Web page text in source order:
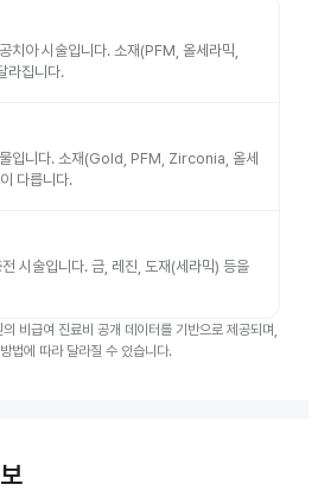
치아 시술입니다. 소재(PFM, 올세라믹,
라집니다.
입니다. 소재(Gold, PFM, Zirconia, 올세
다릅니다.
시술입니다. 금, 레진, 도재(세라믹) 등을
비급여 진료비 공개 데이터를 기반으로 제공되며,
법에 따라 달라질 수 있습니다.